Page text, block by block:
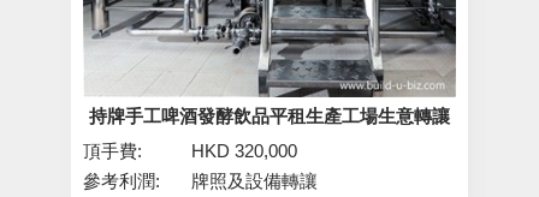
持牌手工啤酒發酵飲品平租生產工場生意轉讓
頂手費:
HKD 320,000
參考利潤:
牌照及設備轉讓